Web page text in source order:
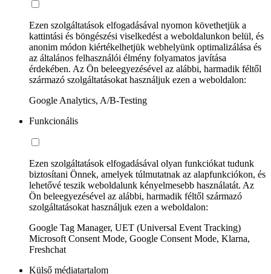
Ezen szolgáltatások elfogadásával nyomon követhetjük a
kattintási és böngészési viselkedést a weboldalunkon belül, és
anonim módon kiértékelhetjük webhelyünk optimalizálása és
az általános felhasználói élmény folyamatos javítása
érdekében. Az Ön beleegyezésével az alábbi, harmadik féltől
származó szolgáltatásokat használjuk ezen a weboldalon:
Google Analytics, A/B-Testing
Funkcionális
Ezen szolgáltatások elfogadásával olyan funkciókat tudunk
biztosítani Önnek, amelyek túlmutatnak az alapfunkciókon, és
lehetővé teszik weboldalunk kényelmesebb használatát. Az
Ön beleegyezésével az alábbi, harmadik féltől származó
szolgáltatásokat használjuk ezen a weboldalon:
Google Tag Manager, UET (Universal Event Tracking)
Microsoft Consent Mode, Google Consent Mode, Klarna,
Freshchat
Külső médiatartalom